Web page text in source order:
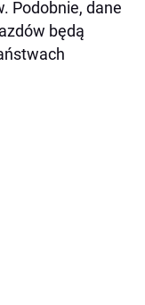
Podobnie, dane
będą